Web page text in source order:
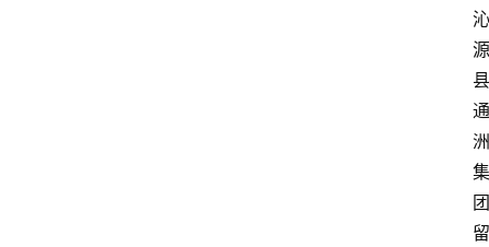
沁
源
县
通
洲
集
团
留